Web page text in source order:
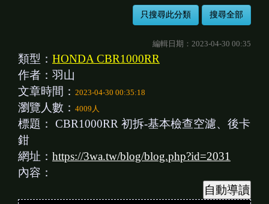
編輯日期：2023-04-30 00:35
類型： HONDA CBR1000RR
作者：羽山
文章時間： 2023-04-30 00:35:18
瀏覽人數： 4009人
標題： CBR1000RR 初拆-基本檢查空濾、後卡
鉗
網址： https://3wa.tw/blog/blog.php?id=2031
內容：